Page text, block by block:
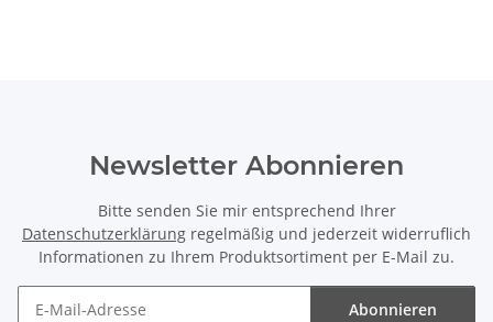
Newsletter Abonnieren
Bitte senden Sie mir entsprechend Ihrer
Datenschutzerklärung regelmäßig und jederzeit widerruflich
Informationen zu Ihrem Produktsortiment per E-Mail zu.
Abonnieren